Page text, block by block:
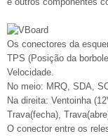
Os conectores da
TPS (Posição da
Velocidade.
No meio: MRQ, SDA,
Na direita: Ventoinha
Trava(fecha),
O conector entre os